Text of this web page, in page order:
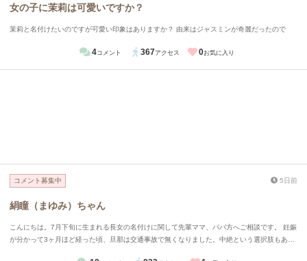
女の子に茉莉は可愛いですか？
茉莉と名付けたいのですが可愛い印象はありますか？ 由来はジャスミンが奇麗だったので
4コメント 367アクセス 0お気に入り
コメント募集中 5日前
絹瞳（まゆみ）ちゃん
こんにちは。7月下旬に生まれる長女の名付けに関して先輩ママ、パパ方へご相談です。 妊娠
が分かって3ヶ月ほど経った頃、旦那は交通事故で無くなりました。中絶という選択肢もあり